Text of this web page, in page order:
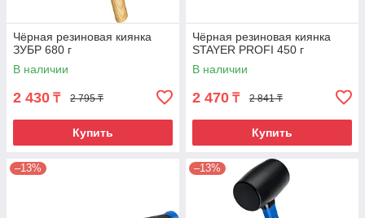
Чёрная резиновая киянка
ЗУБР 680 г
В наличии
2 430 ₸ 2 795 ₸
Купить
Чёрная резиновая киянка
STAYER PROFI 450 г
В наличии
2 470 ₸ 2 841 ₸
Купить
–13% –13%